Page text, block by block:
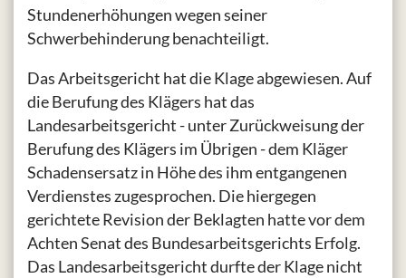
Stundenerhöhungen wegen seiner
Schwerbehinderung benachteiligt.
Das Arbeitsgericht hat die Klage abgewiesen. Auf
die Berufung des Klägers hat das
Landesarbeitsgericht - unter Zurückweisung der
Berufung des Klägers im Übrigen - dem Kläger
Schadensersatz in Höhe des ihm entgangenen
Verdienstes zugesprochen. Die hiergegen
gerichtete Revision der Beklagten hatte vor dem
Achten Senat des Bundesarbeitsgerichts Erfolg.
Das Landesarbeitsgericht durfte der Klage nicht